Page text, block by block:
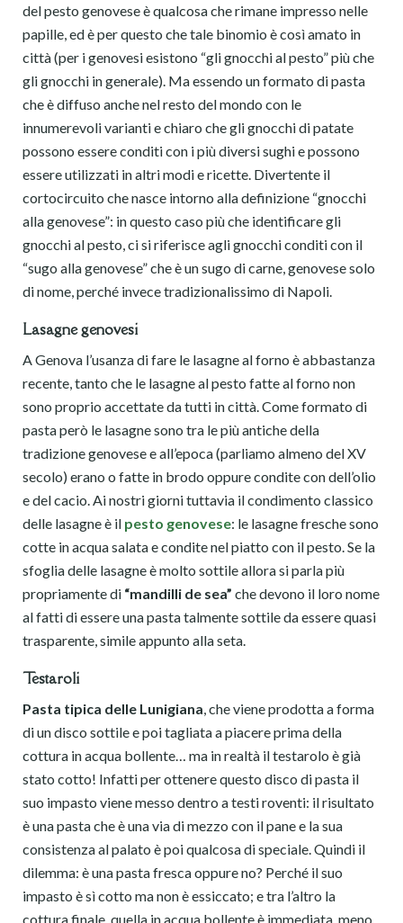
del pesto genovese è qualcosa che rimane impresso nelle
papille, ed è per questo che tale binomio è così amato in
città (per i genovesi esistono “gli gnocchi al pesto” più che
gli gnocchi in generale). Ma essendo un formato di pasta
che è diffuso anche nel resto del mondo con le
innumerevoli varianti e chiaro che gli gnocchi di patate
possono essere conditi con i più diversi sughi e possono
essere utilizzati in altri modi e ricette. Divertente il
cortocircuito che nasce intorno alla definizione “gnocchi
alla genovese”: in questo caso più che identificare gli
gnocchi al pesto, ci si riferisce agli gnocchi conditi con il
“sugo alla genovese” che è un sugo di carne, genovese solo
di nome, perché invece tradizionalissimo di Napoli.
Lasagne genovesi
A Genova l’usanza di fare le lasagne al forno è abbastanza
recente, tanto che le lasagne al pesto fatte al forno non
sono proprio accettate da tutti in città. Come formato di
pasta però le lasagne sono tra le più antiche della
tradizione genovese e all’epoca (parliamo almeno del XV
secolo) erano o fatte in brodo oppure condite con dell’olio
e del cacio. Ai nostri giorni tuttavia il condimento classico
delle lasagne è il pesto genovese: le lasagne fresche sono
cotte in acqua salata e condite nel piatto con il pesto. Se la
sfoglia delle lasagne è molto sottile allora si parla più
propriamente di “mandilli de sea” che devono il loro nome
al fatti di essere una pasta talmente sottile da essere quasi
trasparente, simile appunto alla seta.
Testaroli
Pasta tipica delle Lunigiana , che viene prodotta a forma
di un disco sottile e poi tagliata a piacere prima della
cottura in acqua bollente… ma in realtà il testarolo è già
stato cotto! Infatti per ottenere questo disco di pasta il
suo impasto viene messo dentro a testi roventi: il risultato
è una pasta che è una via di mezzo con il pane e la sua
consistenza al palato è poi qualcosa di speciale. Quindi il
dilemma: è una pasta fresca oppure no? Perché il suo
impasto è sì cotto ma non è essiccato; e tra l’altro la
cottura finale, quella in acqua bollente è immediata, meno